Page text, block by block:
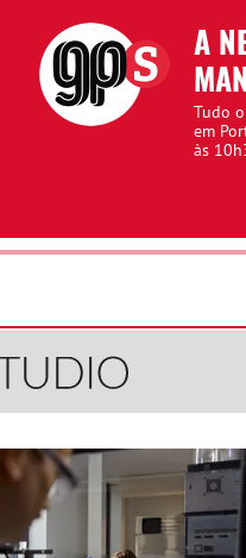
A
Tudo
em
às